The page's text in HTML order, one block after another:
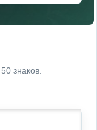
знаков.